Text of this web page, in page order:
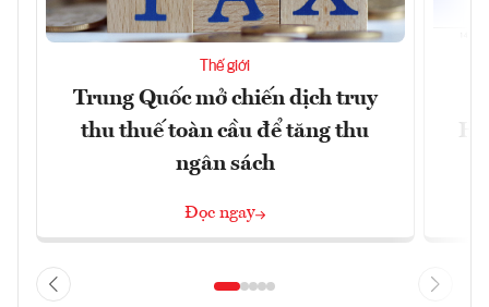
Thế giới
Trung Quốc mở chiến dịch truy
thu thuế toàn cầu để tăng thu
ngân sách
Đọc ngay